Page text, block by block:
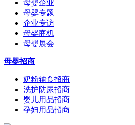
母婴企业
母婴专题
企业专访
母婴商机
母婴展会
母婴招商
奶粉辅食招商
洗护防尿招商
婴儿用品招商
孕妇用品招商